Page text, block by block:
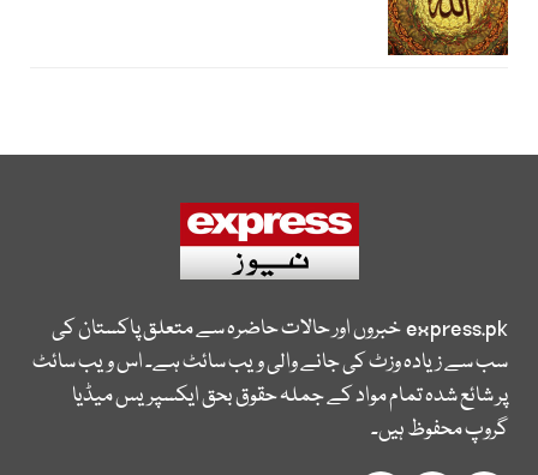
express.pkخبروں اور حالات حاضرہ سے متعلق پاکستان کی
سب سے زیادہ وزٹ کی جانے والی ویب سائٹ ہے۔ اس ویب سائٹ
پر شائع شدہ تمام مواد کے جملہ حقوق بحق ایکسپریس میڈیا
گروپ محفوظ ہیں۔